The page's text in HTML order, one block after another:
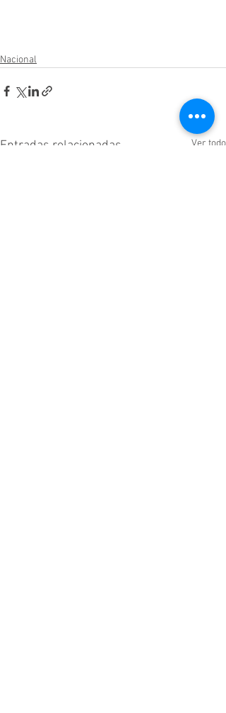
Nacional
Entradas relacionadas Ver todo